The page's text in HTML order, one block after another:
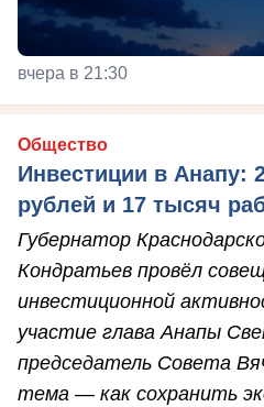
вчера в 21:30
Общество
Инвестиции в Анапу:
рублей и 17 тысяч
Губернатор
Кондратьев провёл
инвестиционной
участие глава Анапы
председатель Совета
тема — как сохранить